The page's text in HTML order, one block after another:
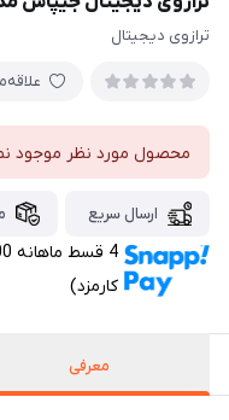
ترازوی دیجیتال
محصول مورد نظر موجود
ارسال سریع
کارمزد)
معرفی